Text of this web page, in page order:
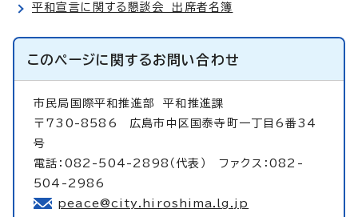
平和宣言に関する懇談会 出席者名簿
このページに関するお問い合わせ
市民局国際平和推進部平和推進課
〒730-8586 広島市中区国泰寺町一丁目6番34
号
電話：082-504-2898（代表） ファクス：082-
504-2986
peace@city.hiroshima.lg.jp